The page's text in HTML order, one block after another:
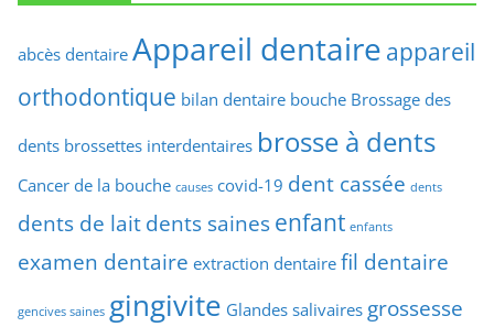
abcès dentaire Appareil dentaire appareil
orthodontique bilan dentaire bouche Brossage des
dents brossettes interdentaires brosse à dents
Cancer de la bouche causes covid-19 dent cassée dents
dents de lait dents saines enfant enfants
examen dentaire extraction dentaire fil dentaire
gencives saines gingivite Glandes salivaires grossesse